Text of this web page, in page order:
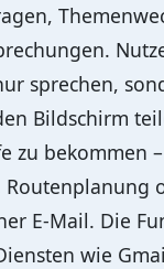
sprechen,
Bildschirm
zu bekommen
Routenplanung
E-Mail. Die
wie